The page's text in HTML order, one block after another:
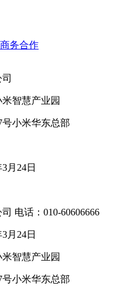
商务合作
智慧产业园
小米华东总部
月24日
电话：010-60606666
月24日
智慧产业园
小米华东总部